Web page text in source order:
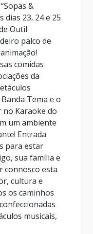
&
dias 23, 24 e 25
Outil
palco de
comidas
da
Tema e o
no Karaoke do
um ambiente
Entrada
para estar
sua família e
connosco esta
cultura e
os caminhos
musicais,